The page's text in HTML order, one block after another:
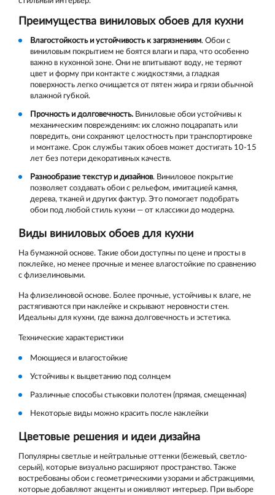
Преимущества виниловых обоев для кухни
Влагостойкость и устойчивость к загрязнениям. Обои с
виниловым покрытием не боятся влаги и пара, что особенно
важно в кухонной зоне. Они не впитывают воду, не теряют
цвет и форму при контакте с жидкостями, а гладкая
поверхность легко очищается от пятен жира и грязи обычной
влажной губкой.
Прочность и долговечность. Виниловые обои устойчивы к
механическим повреждениям: их сложно поцарапать или
повредить, они сохраняют целостность при транспортировке
и монтаже. Срок службы таких обоев может достигать 10-15
лет без потери декоративных качеств.
Разнообразие текстур и дизайнов. Виниловое покрытие
позволяет создавать обои с рельефом, имитацией камня,
дерева, тканей и других фактур. Это помогает подобрать
обои под любой стиль кухни — от классики до модерна.
Виды виниловых обоев для кухни
На бумажной основе. Такие обои доступны по цене и просты в
поклейке, но менее прочные и менее влагостойкие по сравнению
с флизелиновыми.
На флизелиновой основе. Более прочные, устойчивы к влаге, не
растягиваются при наклейке и скрывают неровности стен.
Идеальны для кухни, где важна долговечность и эстетика.
Технические характеристики
Моющиеся и влагостойкие
Устойчивы к выцветанию под солнцем
Различные способы стыковки полотен (прямая, смещенная)
Некоторые виды можно красить после наклейки
Цветовые решения и идеи дизайна
Популярны светлые и нейтральные оттенки (бежевый, светло-
серый), которые визуально расширяют пространство. Также
востребованы обои с геометрическими узорами и абстракциями,
которые добавляют акценты и оживляют интерьер. При выборе